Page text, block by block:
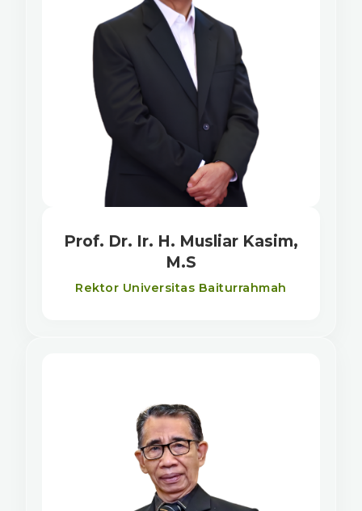
Prof. Dr. Ir. H. Musliar Kasim,
M.S
Rektor Universitas Baiturrahmah